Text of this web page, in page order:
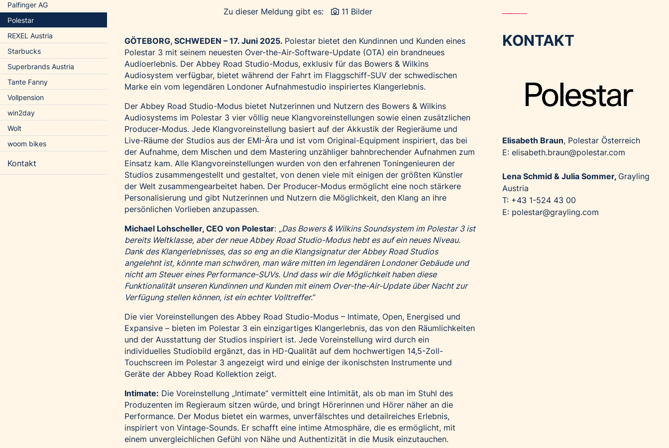
Palfinger AG
Polestar
REXEL Austria
Starbucks
Superbrands Austria
Tante Fanny
Vollpension
win2day
Wolt
woom bikes
Kontakt
Zu dieser Meldung gibt es: 11 Bilder
GÖTEBORG, SCHWEDEN – 17. Juni 2025. Polestar bietet den Kundinnen und Kunden eines
Polestar 3 mit seinem neuesten Over-the-Air-Software-Update (OTA) ein brandneues
Audioerlebnis. Der Abbey Road Studio-Modus, exklusiv für das Bowers & Wilkins
Audiosystem verfügbar, bietet während der Fahrt im Flaggschiff-SUV der schwedischen
Marke ein vom legendären Londoner Aufnahmestudio inspiriertes Klangerlebnis.
Der Abbey Road Studio-Modus bietet Nutzerinnen und Nutzern des Bowers & Wilkins
Audiosystems im Polestar 3 vier völlig neue Klangvoreinstellungen sowie einen zusätzlichen
Producer-Modus. Jede Klangvoreinstellung basiert auf der Akkustik der Regieräume und
Live-Räume der Studios aus der EMI-Ära und ist vom Original-Equipment inspiriert, das bei
der Aufnahme, dem Mischen und dem Mastering unzähliger bahnbrechender Aufnahmen zum
Einsatz kam. Alle Klangvoreinstellungen wurden von den erfahrenen Toningenieuren der
Studios zusammengestellt und gestaltet, von denen viele mit einigen der größten Künstler
der Welt zusammengearbeitet haben. Der Producer-Modus ermöglicht eine noch stärkere
Personalisierung und gibt Nutzerinnen und Nutzern die Möglichkeit, den Klang an ihre
persönlichen Vorlieben anzupassen.
Michael Lohscheller, CEO von Polestar: „Das Bowers & Wilkins Soundsystem im Polestar 3 ist
bereits Weltklasse, aber der neue Abbey Road Studio-Modus hebt es auf ein neues Niveau.
Dank des Klangerlebnisses, das so eng an die Klangsignatur der Abbey Road Studios
angelehnt ist, könnte man schwören, man wäre mitten im legendären Londoner Gebäude und
nicht am Steuer eines Performance-SUVs. Und dass wir die Möglichkeit haben diese
Funktionalität unseren Kundinnen und Kunden mit einem Over-the-Air-Update über Nacht zur
Verfügung stellen können, ist ein echter Volltreffer.“
Die vier Voreinstellungen des Abbey Road Studio-Modus – Intimate, Open, Energised und
Expansive – bieten im Polestar 3 ein einzigartiges Klangerlebnis, das von den Räumlichkeiten
und der Ausstattung der Studios inspiriert ist. Jede Voreinstellung wird durch ein
individuelles Studiobild ergänzt, das in HD-Qualität auf dem hochwertigen 14,5-Zoll-
Touchscreen im Polestar 3 angezeigt wird und einige der ikonischsten Instrumente und
Geräte der Abbey Road Kollektion zeigt.
Intimate: Die Voreinstellung „Intimate“ vermittelt eine Intimität, als ob man im Stuhl des
Produzenten im Regieraum sitzen würde, und bringt Hörerinnen und Hörer näher an die
Performance. Der Modus bietet ein warmes, unverfälschtes und detailreiches Erlebnis,
inspiriert von Vintage-Sounds. Er schafft eine intime Atmosphäre, die es ermöglicht, mit
einem unvergleichlichen Gefühl von Nähe und Authentizität in die Musik einzutauchen.
KONTAKT
Elisabeth Braun, Polestar Österreich
E: elisabeth.braun@polestar.com
Lena Schmid & Julia Sommer, Grayling
Austria
T: +43 1-524 43 00
E: polestar@grayling.com